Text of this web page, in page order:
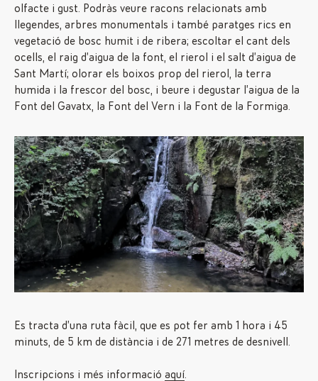
olfacte i gust. Podràs veure racons relacionats amb
llegendes, arbres monumentals i també paratges rics en
vegetació de bosc humit i de ribera; escoltar el cant dels
ocells, el raig d’aigua de la font, el rierol i el salt d’aigua de
Sant Martí; olorar els boixos prop del rierol, la terra
humida i la frescor del bosc, i beure i degustar l’aigua de la
Font del Gavatx, la Font del Vern i la Font de la Formiga.
Es tracta d’una ruta fàcil, que es pot fer amb 1 hora i 45
minuts, de 5 km de distància i de 271 metres de desnivell.
Inscripcions i més informació aquí